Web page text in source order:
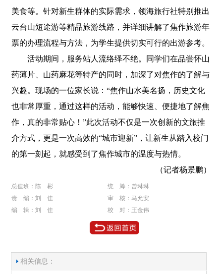
美食等。针对新生群体的实际需求，领海旅行社特别推出
云台山短途游等精品旅游线路，并详细讲解了焦作旅游年
票的办理流程与方法，为学生提供切实可行的出游参考。
活动期间，服务站人流络绎不绝。同学们在品尝怀山
药薄片、山药麻花等特产的同时，加深了对焦作的了解与
兴趣。现场的一位家长说：“焦作山水美名扬，历史文化
也非常厚重，通过这样的活动，能够快速、便捷地了解焦
作，真的非常贴心！”此次活动不仅是一次创新的文旅推
介方式，更是一次高效的“城市迎新”，让新生从踏入校门
的第一刻起，就感受到了焦作城市的温度与热情。
（记者杨景鹏）
总值班：陈 彬
统 筹：曾琳琳
责 编：刘 佳
审 核：马允安
编 辑：刘 佳
校 对：王金伟
相关信息：